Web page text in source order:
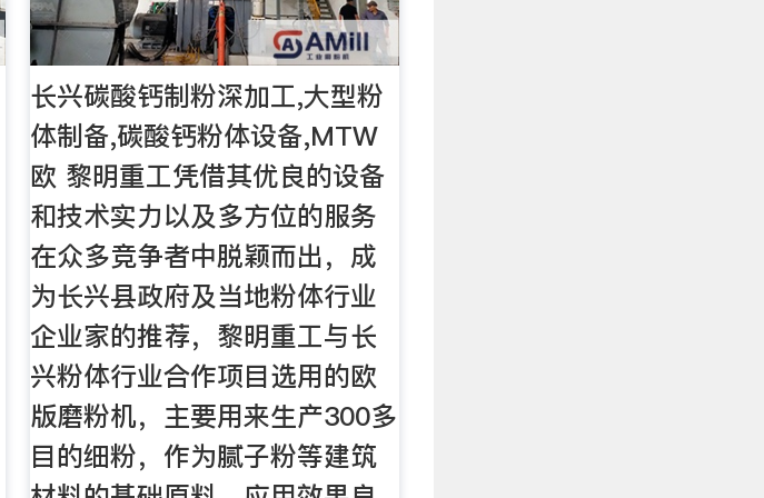
长兴碳酸钙制粉深加工,大型粉
体制备,碳酸钙粉体设备,MTW
欧 黎明重工凭借其优良的设备
和技术实力以及多方位的服务
在众多竞争者中脱颖而出，成
为长兴县政府及当地粉体行业
企业家的推荐，黎明重工与长
兴粉体行业合作项目选用的欧
版磨粉机，主要用来生产300多
目的细粉，作为腻子粉等建筑